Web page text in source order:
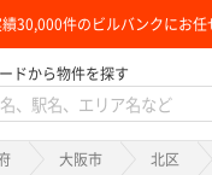
30,000件のビルバンクにお任
ドから物件を探す
大阪市 北区